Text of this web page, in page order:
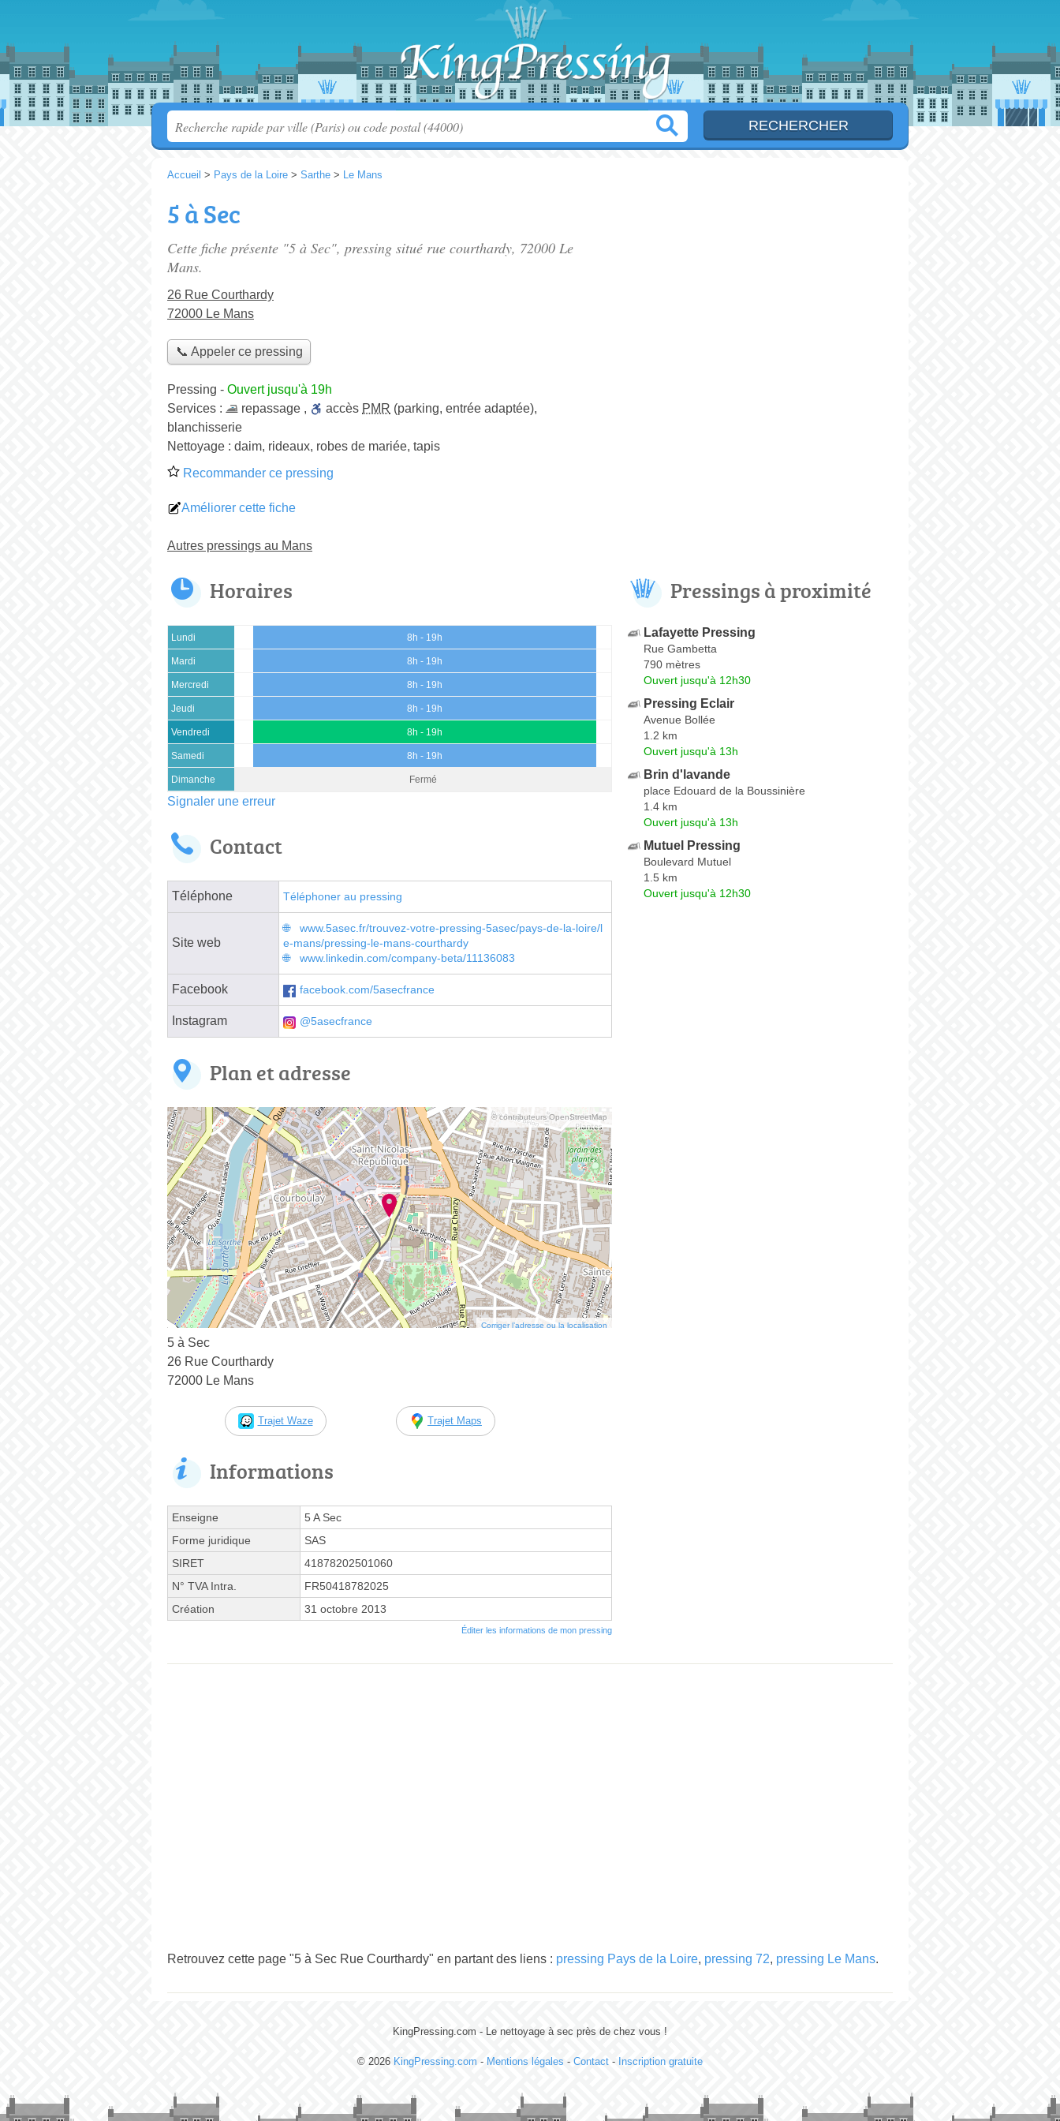
Accueil > Pays de la Loire > Sarthe > Le Mans
5 à Sec
Cette fiche présente "5 à Sec", pressing situé rue courthardy, 72000 Le
Mans.
26 Rue Courthardy
72000 Le Mans
📞 Appeler ce pressing
Pressing - Ouvert jusqu'à 19h
Services :
repassage , accès PMR (parking, entrée adaptée),
blanchisserie
Nettoyage : daim, rideaux, robes de mariée, tapis
Recommander ce pressing
Améliorer cette fiche
Autres pressings au Mans
Horaires
Lundi 8h - 19h
Mardi 8h - 19h
Mercredi 8h - 19h
Jeudi 8h - 19h
Vendredi 8h - 19h
Samedi 8h - 19h
Dimanche Fermé
Signaler une erreur
Contact
Téléphone Téléphoner au pressing
Site web
www.5asec.fr/trouvez-votre-pressing-5asec/pays-de-la-loire/l
e-mans/pressing-le-mans-courthardy
www.linkedin.com/company-beta/11136083
Facebook facebook.com/5asecfrance
Instagram @5asecfrance
Plan et adresse
© contributeurs OpenStreetMap
Corriger l’adresse ou la localisation
5 à Sec
26 Rue Courthardy
72000 Le Mans
Trajet Waze Trajet Maps
Informations
Enseigne
5 A Sec
Forme juridique
SAS
SIRET
41878202501060
N° TVA Intra.
FR50418782025
Création
31 octobre 2013
Éditer les informations de mon pressing
Pressings à proximité
Lafayette Pressing
Rue Gambetta
790 mètres
Ouvert jusqu'à 12h30
Pressing Eclair
Avenue Bollée
1.2 km
Ouvert jusqu'à 13h
Brin d'lavande
place Edouard de la Boussinière
1.4 km
Ouvert jusqu'à 13h
Mutuel Pressing
Boulevard Mutuel
1.5 km
Ouvert jusqu'à 12h30
Retrouvez cette page "5 à Sec Rue Courthardy" en partant des liens : pressing Pays de la Loire, pressing 72, pressing Le Mans.
KingPressing.com - Le nettoyage à sec près de chez vous !
© 2026 KingPressing.com - Mentions légales - Contact - Inscription gratuite